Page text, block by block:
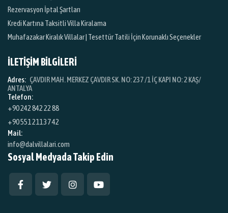
Rezervasyon İptal Şartları
Kredi Kartına Taksitli Villa Kiralama
Muhafazakar Kiralık Villalar | Tesettür Tatili İçin Korunaklı Seçenekler
İLETİŞİM BİLGİLERİ
Adres: ÇAVDIR MAH. MERKEZ ÇAVDIR SK. NO: 237 /1 İÇ KAPI NO: 2 KAŞ/
ANTALYA
Telefon:
+90 242 842 22 88
+90 551 211 37 42
Mail:
info@dalvillalari.com
Sosyal Medyada Takip Edin